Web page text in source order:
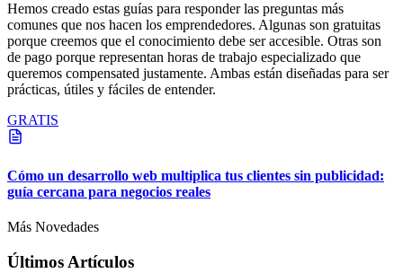
Hemos creado estas guías para responder las preguntas más
comunes que nos hacen los emprendedores. Algunas son gratuitas
porque creemos que el conocimiento debe ser accesible. Otras son
de pago porque representan horas de trabajo especializado que
queremos compensated justamente. Ambas están diseñadas para ser
prácticas, útiles y fáciles de entender.
GRATIS
Cómo un desarrollo web multiplica tus clientes sin publicidad:
guía cercana para negocios reales
Más Novedades
Últimos Artículos